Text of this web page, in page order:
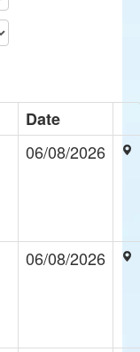
Date
06/08/2026
06/08/2026